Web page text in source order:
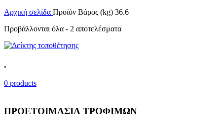
Αρχική σελίδα Προϊόν Βάρος (kg) 36.6
Προβάλλονται όλα - 2 αποτελέσματα
.
0 products
ΠΡΟΕΤΟΙΜΑΣΙΑ ΤΡΟΦΙΜΩΝ